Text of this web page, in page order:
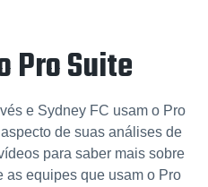
Pro Suite
e Sydney FC usam o Pro
de suas análises de
para saber mais sobre
as equipes que usam o Pro